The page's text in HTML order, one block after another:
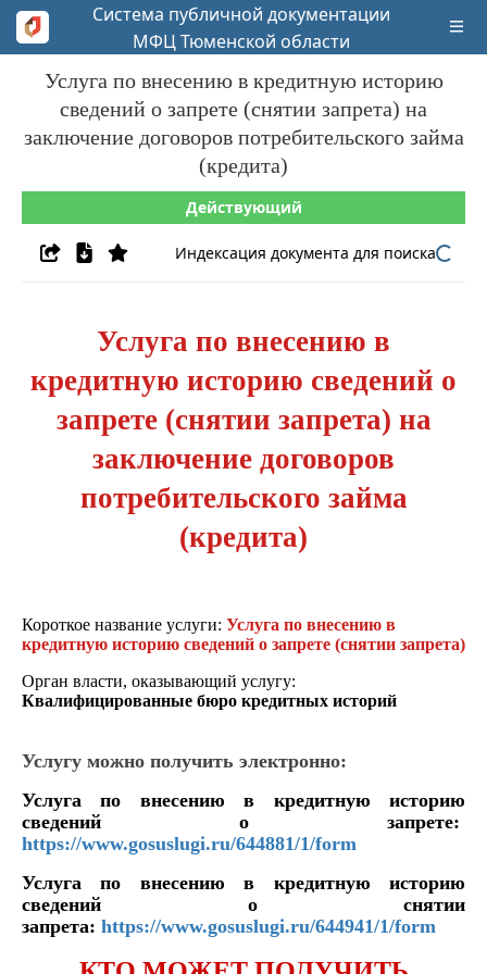
Система публичной документации
МФЦ Тюменской области
Услуга по внесению в кредитную историю
сведений о запрете (снятии запрета) на
заключение договоров потребительского займа
(кредита)
Действующий
Индексация документа для поиска
Услуга по внесению в
кредитную историю сведений о
запрете (снятии запрета) на
заключение договоров
потребительского займа
(кредита)
Короткое название услуги: Услуга по внесению в
кредитную историю сведений о запрете (снятии запрета)
Орган власти, оказывающий услугу:
Квалифицированные бюро кредитных историй
Услугу можно получить электронно:
Услуга по внесению в кредитную историю
сведений о запрете:
https://www.gosuslugi.ru/644881/1/form
Услуга по внесению в кредитную историю
сведений о снятии
запрета: https://www.gosuslugi.ru/644941/1/form